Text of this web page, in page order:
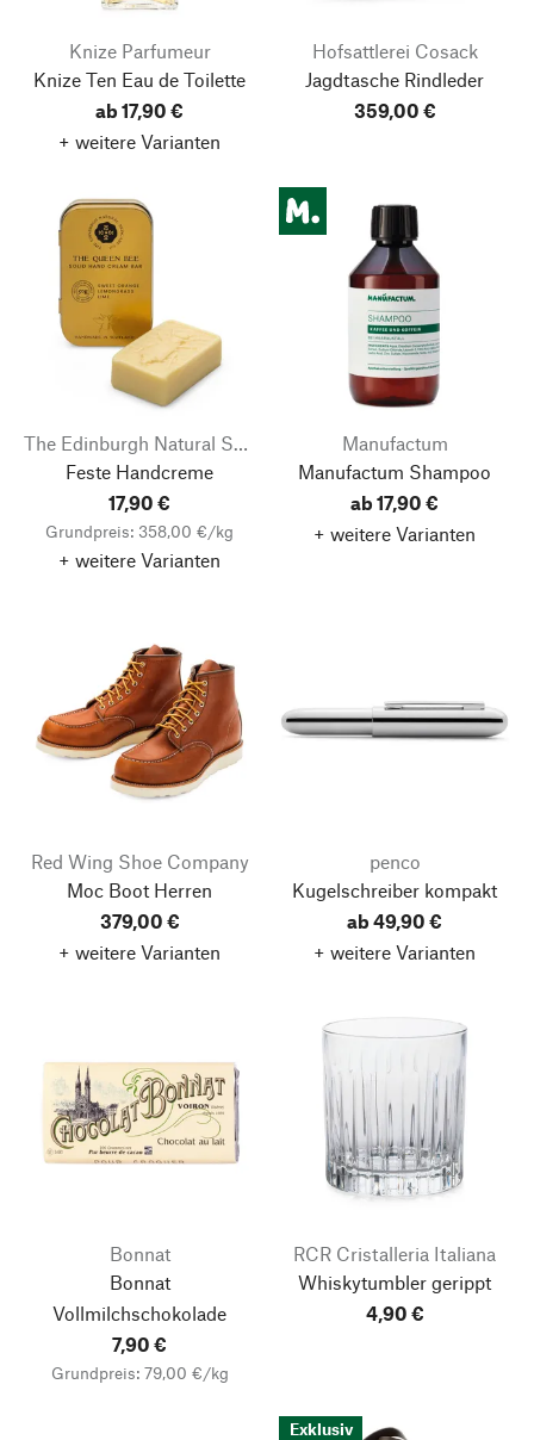
Knize Parfumeur
Knize Ten Eau de Toilette
ab 17,90 €
+ weitere Varianten
Hofsattlerei Cosack
Jagdtasche Rindleder
359,00 €
The Edinburgh Natural Skincare Company
Feste Handcreme
17,90 €
Grundpreis: 358,00 €/kg
+ weitere Varianten
Manufactum
Manufactum Shampoo
ab 17,90 €
+ weitere Varianten
Red Wing Shoe Company
Moc Boot Herren
379,00 €
+ weitere Varianten
penco
Kugelschreiber kompakt
ab 49,90 €
+ weitere Varianten
Bonnat
Bonnat
Vollmilchschokolade
7,90 €
Grundpreis: 79,00 €/kg
RCR Cristalleria Italiana
Whiskytumbler gerippt
4,90 €
Exklusiv